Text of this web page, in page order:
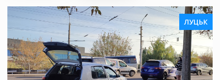
ЛУЦЬК